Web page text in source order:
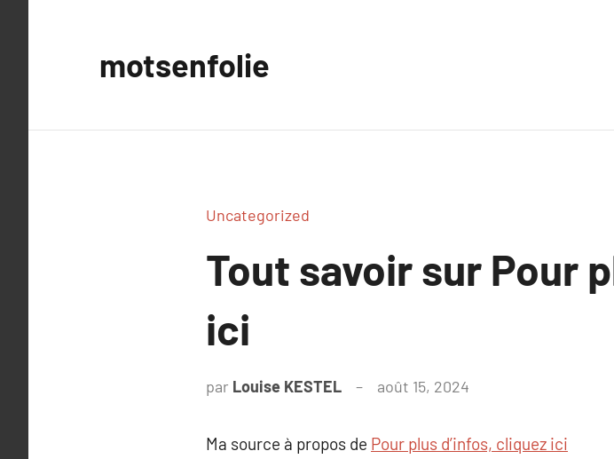
motsenfolie
Uncategorized
Tout savoir sur Pour
ici
par Louise KESTEL août 15, 2024
Ma source à propos de Pour plus d’infos, cliquez ici